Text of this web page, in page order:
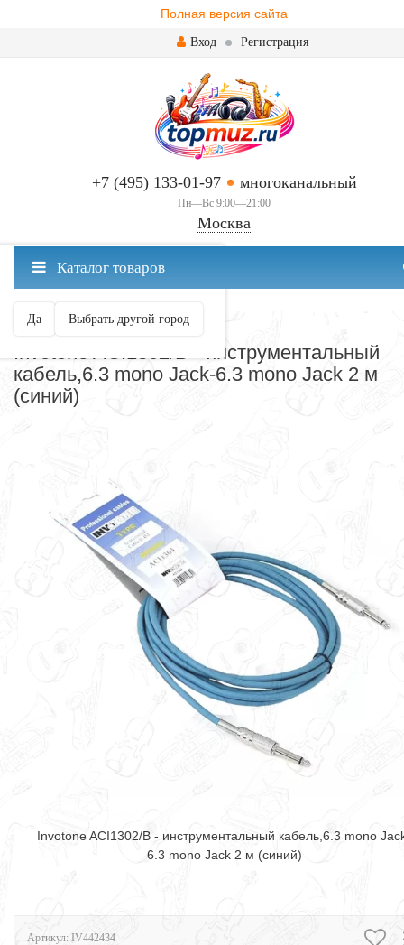
Полная версия сайта
Вход Регистрация
+7 (495) 133-01-97 многоканальный
Пн—Вс 9:00—21:00
Москва
Москва ваш город?
Да Выбрать другой город
Каталог товаров
СОЕДИНИТЕЛЬНЫЕ КАБЕЛИ
Invotone ACI1302/B - инструментальный
кабель,6.3 mono Jack-6.3 mono Jack 2 м
(синий)
Invotone ACI1302/B - инструментальный кабель,6.3 mono
6.3 mono Jack 2 м (синий)
Артикул: IV442434